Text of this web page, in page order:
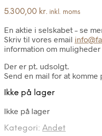
5.300,00 kr. inkl. moms
En aktie i selskabet – se
Skriv til vores email
information om
Der er pt. udsolgt.
Send en mail for at komme
Ikke på lager
Ikke på lager
Kategori: Andet